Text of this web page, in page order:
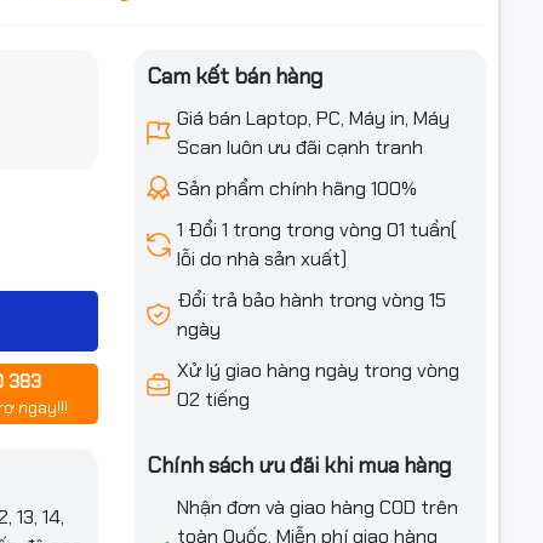
383
ngay!!!
13, 14,
Cam kết bán hàng
Giá bán Laptop, PC, Máy in, Máy
Scan luôn ưu đãi cạnh tranh
Sản phẩm chính hãng 100%
1 Đổi 1 trong trong vòng 01 tuần(
lỗi do nhà sản xuất)
Đổi trả bảo hành trong vòng 15
ngày
Xử lý giao hàng ngày trong vòng
02 tiếng
Chính sách ưu đãi khi mua hàng
Nhận đơn và giao hàng COD trên
toàn Quốc. Miễn phí giao hàng
MHz
ưu đãi